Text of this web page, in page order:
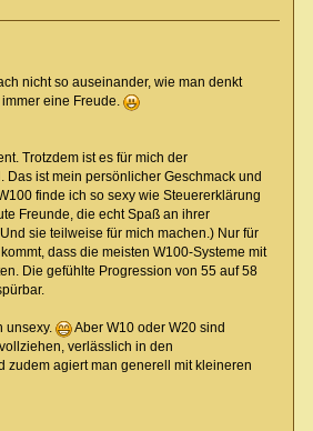
nicht so auseinander, wie man denkt
eine Freude.
Trotzdem ist es für mich der
Das ist mein persönlicher Geschmack und
finde ich so sexy wie Steuererklärung
Freunde, die echt Spaß an ihrer
sie teilweise für mich machen.) Nur für
dass die meisten W100-Systeme mit
Die gefühlte Progression von 55 auf 58
unsexy.
Aber W10 oder W20 sind
verlässlich in den
zudem agiert man generell mit kleineren